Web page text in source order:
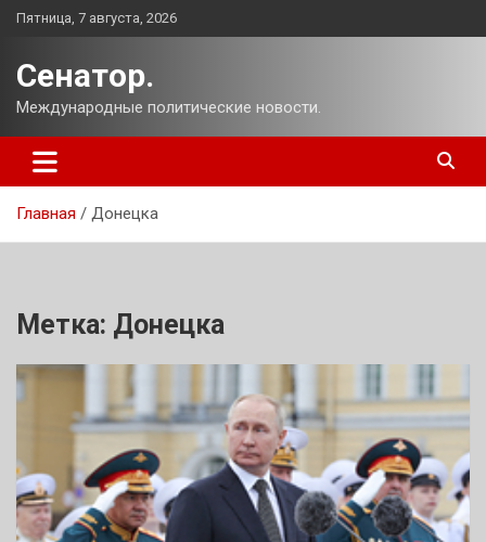
Перейти
Пятница, 7 августа, 2026
Сенатор.
Международные политические новости.
Главная Донецка
Метка: Донецка